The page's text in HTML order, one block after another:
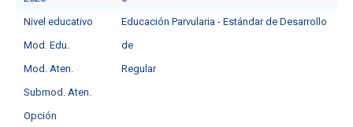
Nivel educativo
Educación Parvularia - Estándar de Desarrollo
Mod. Edu.
de
Mod. Aten.
Regular
Submod. Aten.
Opción